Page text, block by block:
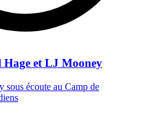
Hage et LJ Mooney
écoute au Camp de